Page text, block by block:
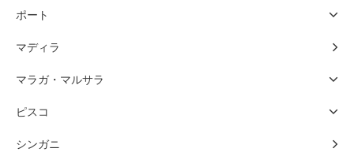
ポート
マディラ
マラガ・マルサラ
ピスコ
シンガニ